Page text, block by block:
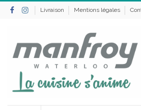
Livraison Mentions légales